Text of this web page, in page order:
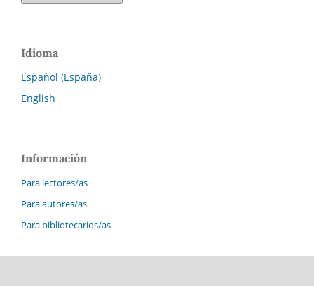
Idioma
Español (España)
English
Información
Para lectores/as
Para autores/as
Para bibliotecarios/as